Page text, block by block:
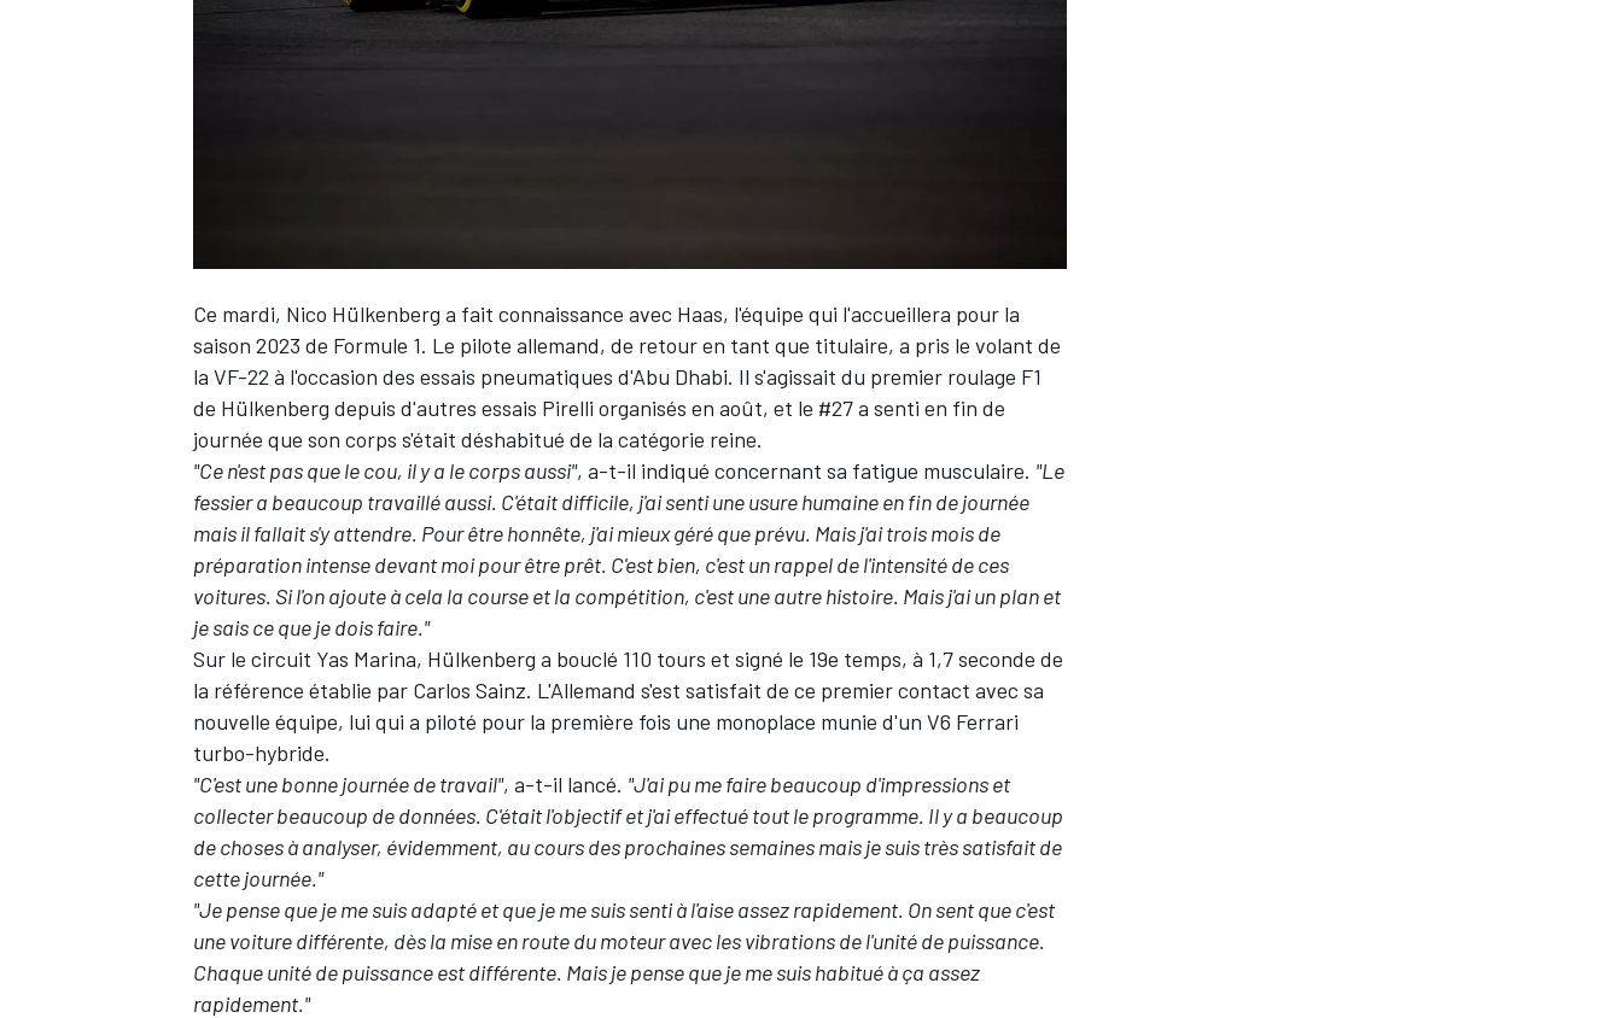
WRC
WEC
Ce mardi, Nico Hülkenberg a fait connaissance avec Haas, l'équipe qui l'accueillera pour la
saison 2023 de Formule 1. Le pilote allemand, de retour en tant que titulaire, a pris le volant de
la VF-22 à l'occasion des essais pneumatiques d'Abu Dhabi. Il s'agissait du premier roulage F1
de Hülkenberg depuis d'autres essais Pirelli organisés en août, et le #27 a senti en fin de
journée que son corps s'était déshabitué de la catégorie reine.
"Ce n'est pas que le cou, il y a le corps aussi", a-t-il indiqué concernant sa fatigue musculaire. "Le
fessier a beaucoup travaillé aussi. C'était difficile, j'ai senti une usure humaine en fin de journée
mais il fallait s'y attendre. Pour être honnête, j'ai mieux géré que prévu. Mais j'ai trois mois de
préparation intense devant moi pour être prêt. C'est bien, c'est un rappel de l'intensité de ces
voitures. Si l'on ajoute à cela la course et la compétition, c'est une autre histoire. Mais j'ai un plan et
je sais ce que je dois faire."
Sur le circuit Yas Marina, Hülkenberg a bouclé 110 tours et signé le 19e temps, à 1,7 seconde de
la référence établie par Carlos Sainz. L'Allemand s'est satisfait de ce premier contact avec sa
nouvelle équipe, lui qui a piloté pour la première fois une monoplace munie d'un V6 Ferrari
turbo-hybride.
"C'est une bonne journée de travail", a-t-il lancé. "J'ai pu me faire beaucoup d'impressions et
collecter beaucoup de données. C'était l'objectif et j'ai effectué tout le programme. Il y a beaucoup
de choses à analyser, évidemment, au cours des prochaines semaines mais je suis très satisfait de
cette journée."
"Je pense que je me suis adapté et que je me suis senti à l'aise assez rapidement. On sent que c'est
une voiture différente, dès la mise en route du moteur avec les vibrations de l'unité de puissance.
Chaque unité de puissance est différente. Mais je pense que je me suis habitué à ça assez
rapidement."